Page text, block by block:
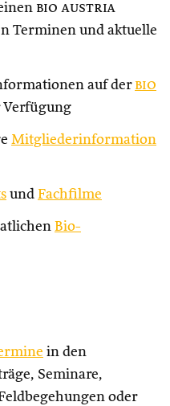
bio austria
Terminen und aktuelle
auf der bio
Verfügung
Mitgliederinformation
und Fachfilme
Bio-
in den
Seminare,
oder